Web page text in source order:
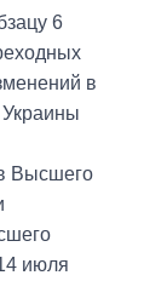
6
в
Высшего
июля